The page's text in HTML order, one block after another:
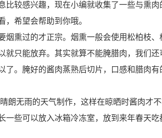
比较感兴趣，现在小编就收集了一些与熏
希望会帮助到你哦。
熏过的才正宗。烟熏一般会使用松柏枝、
只能放弃。其实就算不能腌腊肉，我们还
。腌好的酱肉蒸熟后切片，口感和腊肉有
无雨的天气制作，这样在晾晒时酱肉才不
些可以放入冰箱冷冻室，放到来年春天吃